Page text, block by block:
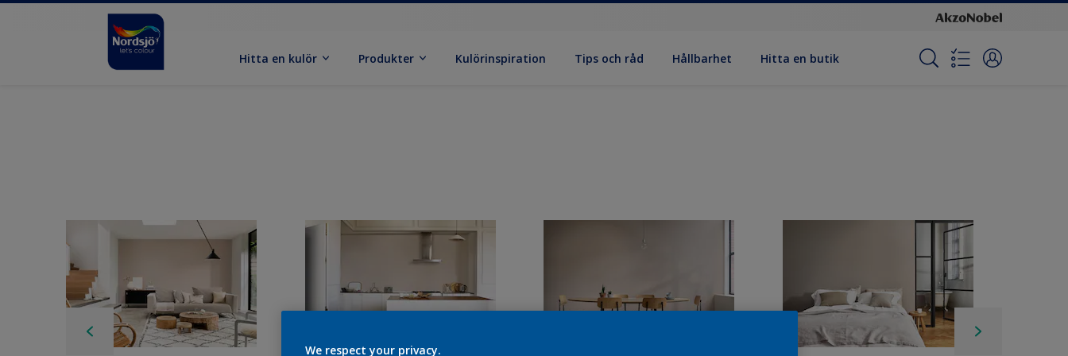
Hitta en kulör Produkter Kulörinspiration Tips och råd Hållbarhet Hitta en butik
We respect your privacy.